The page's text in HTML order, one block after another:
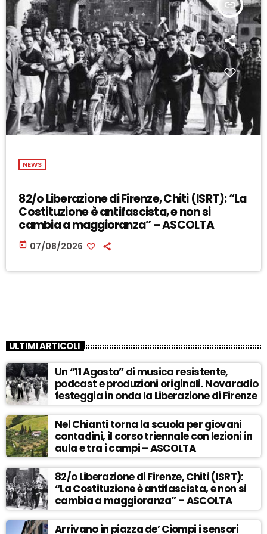
insert_link
NEWS
82/o Liberazione di Firenze, Chiti (ISRT): “La
Costituzione è antifascista, e non si
cambia a maggioranza” – ASCOLTA
today 07/08/2026
ULTIMI ARTICOLI
Un “11 Agosto” di musica resistente,
podcast e produzioni originali. Novaradio
festeggia in onda la Liberazione di Firenze
Nel Chianti torna la scuola per giovani
contadini, il corso triennale con lezioni in
aula e tra i campi – ASCOLTA
82/o Liberazione di Firenze, Chiti (ISRT):
“La Costituzione è antifascista, e non si
cambia a maggioranza” – ASCOLTA
Arrivano in piazza de’ Ciompi i sensori